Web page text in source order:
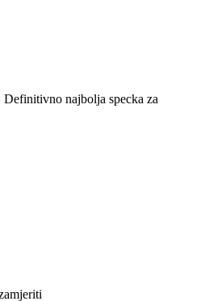
najbolja specka za